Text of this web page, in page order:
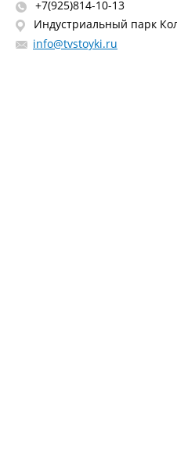
+7(925)814-10-13
Индустриальный парк
info@tvstoyki.ru